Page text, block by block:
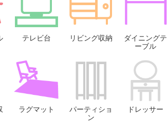
テレビ台 リビング収納
ダイニングテ
ーブル
ラグマット
パーティショ
ン
ドレッサー